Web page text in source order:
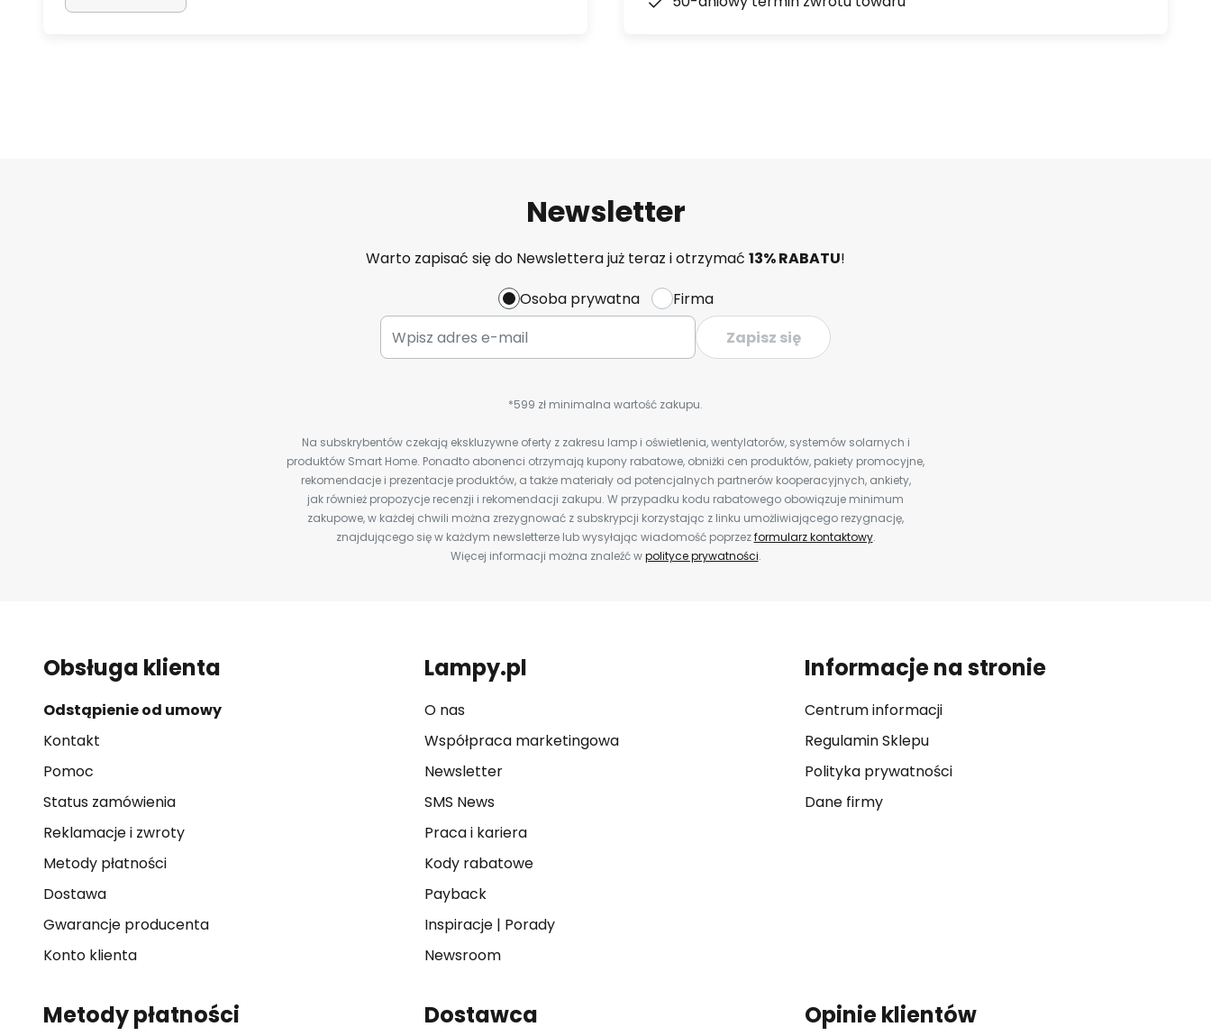
Newsletter
Warto zapisać się do Newslettera już teraz i otrzymać 13% RABATU!
Osoba prywatna
Firma
Zapisz się
*599 zł minimalna wartość zakupu.
Na subskrybentów czekają ekskluzywne oferty z zakresu lamp i oświetlenia, wentylatorów, systemów solarnych i
produktów Smart Home. Ponadto abonenci otrzymają kupony rabatowe, obniżki cen produktów, pakiety promocyjne,
rekomendacje i prezentacje produktów, a także materiały od potencjalnych partnerów kooperacyjnych, ankiety,
jak również propozycje recenzji i rekomendacji zakupu. W przypadku kodu rabatowego obowiązuje minimum
zakupowe, w każdej chwili można zrezygnować z subskrypcji korzystając z linku umożliwiającego rezygnację,
znajdującego się w każdym newsletterze lub wysyłając wiadomość poprzezformularz kontaktowy.
Więcej informacji można znaleźć wpolityce prywatności.
Obsługa klienta
Odstąpienie od umowy
Kontakt
Pomoc
Status zamówienia
Reklamacje i zwroty
Metody płatności
Dostawa
Gwarancje producenta
Konto klienta
Lampy.pl
O nas
Współpraca marketingowa
Newsletter
SMS News
Praca i kariera
Kody rabatowe
Payback
Inspiracje| Porady
Newsroom
Informacje na stronie
Centrum informacji
Regulamin Sklepu
Polityka prywatności
Dane firmy
Metody płatności Dostawca Opinie klientów